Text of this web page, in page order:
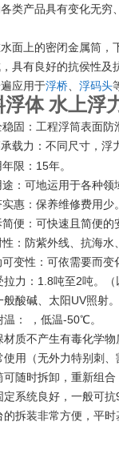
类产品具有变化无穷
面上的密闭金属筒，
具有良好的抗侯性及
应用于浮桥 浮码头
浮体 水上浮
稳固：工程浮筒表面
载力： 不同尺寸，浮
限：15年。
：可地运用于各种领
惠：保养维修费用少
便：可快速且简便的
：防紫外线、抗海
变性：可依需要而
力：1.8吨至2吨。（
酸碱、太阳UV照射。
： ，低温-50℃。
质不产生有毒化学物
用（无外力特别刺、
随时拆卸，重新组合
系统良好，一般可抗
拆装非常方便，平时